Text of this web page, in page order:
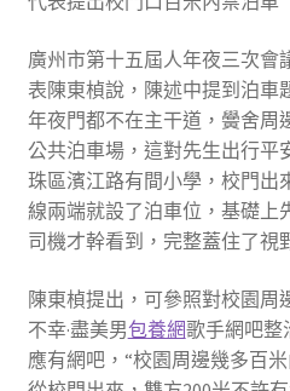
廣州市第十五屆人年夜三次會
表陳東楨說，陳述中提到泊車
年夜門都不在主干道，黌舍周
公共泊車場，這對先生出行平
珠區濱江路有間小學，校門出
線兩端就設了泊車位，基礎上
司機才幹看到，完整蓋住了視
陳東楨提出，可參照對校園周
不幸·盡美男包養網歌手網吧整
應有網吧，“校園周邊幾多百